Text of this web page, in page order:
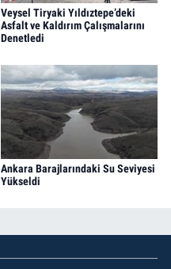
Veysel Tiryaki Yıldıztepe’deki
Asfalt ve Kaldırım Çalışmalarını
Denetledi
Ankara Barajlarındaki Su Seviyesi
Yükseldi